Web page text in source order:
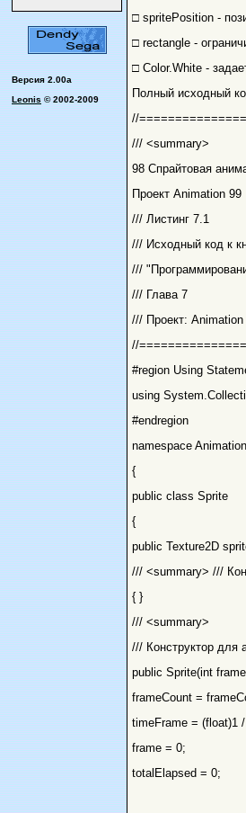
Версия 2.00a
Leonis© 2002-2009
□ spritePosition -
□ rectangle -
□ Color.White -
Полный исходный
//
/// <summary>
98 Спрайтовая
Проект Animation 99
/// Листинг 7.1
/// Исходный код к
///
/// Глава 7
/// Проект:
//
#region Using
using
#endregion
namespace Animation
{
public class Sprite
{
public Texture2D
/// <summary> ///
{ }
/// <summary>
/// Конструктор для
public Sprite(int
frameCount =
timeFrame = (float)1
frame = 0;
totalElapsed = 0;